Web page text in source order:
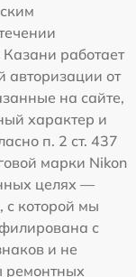
работает
авторизации от
на сайте,
характер и
п. 2 ст. 437
марки Nikon
целях —
с которой мы
с
и не
ремонтных